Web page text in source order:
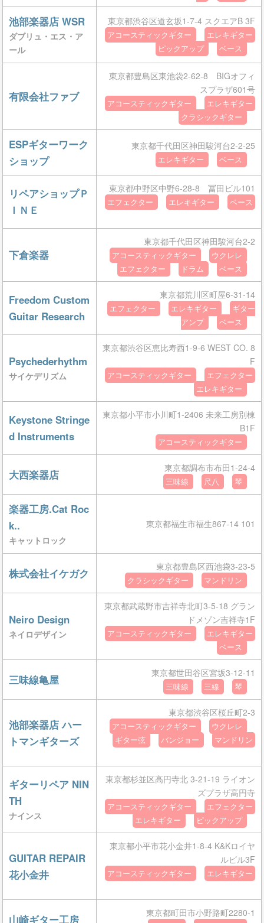
池部楽器店 WSR
ダブリュ・エス・ア
ール
東京都渋谷区道玄坂1-7-4 スクエアB 3F
アコースティックギター
エレキギター
ピックアップ
ベース
有限会社ファブ
東京都豊島区東池袋2-62-8 BIGオフィ
スプラザ601号
アコースティックギター
エレキギター
クラシックギター
ESPギターワーク
ショップ
東京都千代田区神田駿河台2-2-25
エレキギター ベース
リペアショップＰ
ＩＮＥ
東京都中野区中野6-28-8 冨田ビル101
エフェクター エレキギター ベース
下倉楽器
東京都千代田区神田駿河台2-2
アコースティックギター
ウクレレ
エフェクター
ドラム ベース
Freedom Custom
Guitar Research
東京都荒川区町屋6-31-14
エフェクター エレキギター
ギター
アンプ
ベース
Psychederhythm
サイケデリズム
東京都渋谷区恵比寿西1-9-6 WEST CO. 8
F
アコースティックギター
エフェクター
エレキギター
Keystone Stringe
d Instruments
東京都小平市小川町1-2406 未来工房別棟
B1F
アコースティックギター
大西楽器店 東京都調布市布田1-24-4
三味線 尺八 琴
楽器工房.Cat Roc
k..
キャットロック
東京都福生市福生867-14 101
株式会社イケガク 東京都豊島区西池袋3-23-5
クラシックギター マンドリン
Neiro Design
ネイロデザイン
東京都武蔵野市吉祥寺北町3-5-18 グラン
ドメゾン吉祥寺1F
アコースティックギター
エレキギター
ベース
三味線亀屋 東京都世田谷区宮坂3-12-11
三味線 三線 琴
池部楽器店 ハー
トマンギターズ
東京都渋谷区桜丘町2-3
アコースティックギター
ウクレレ
ギター弦
バンジョー マンドリン
ギターリペア NIN
TH
ナインス
東京都杉並区高円寺北 3-21-19 ライオン
ズプラザ高円寺
アコースティックギター
エフェクター
エレキギター
ピックアップ
GUITAR REPAIR
花小金井
東京都小平市花小金井1-8-4 K&Kロイヤ
ルビル3F
アコースティックギター エレキギター
山崎ギター工房 東京都町田市小野路町2280-1